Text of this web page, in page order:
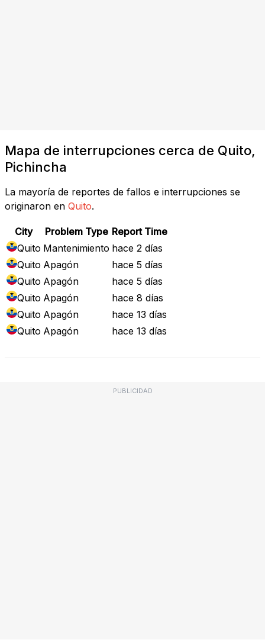
Mapa de interrupciones cerca de Quito,
Pichincha
La mayoría de reportes de fallos e interrupciones se
originaron en Quito.
City Problem Type Report Time
Quito Mantenimiento hace 2 días
Quito Apagón
hace 5 días
Quito Apagón
hace 5 días
Quito Apagón
hace 8 días
Quito Apagón
hace 13 días
Quito Apagón hace 13 días
PUBLICIDAD